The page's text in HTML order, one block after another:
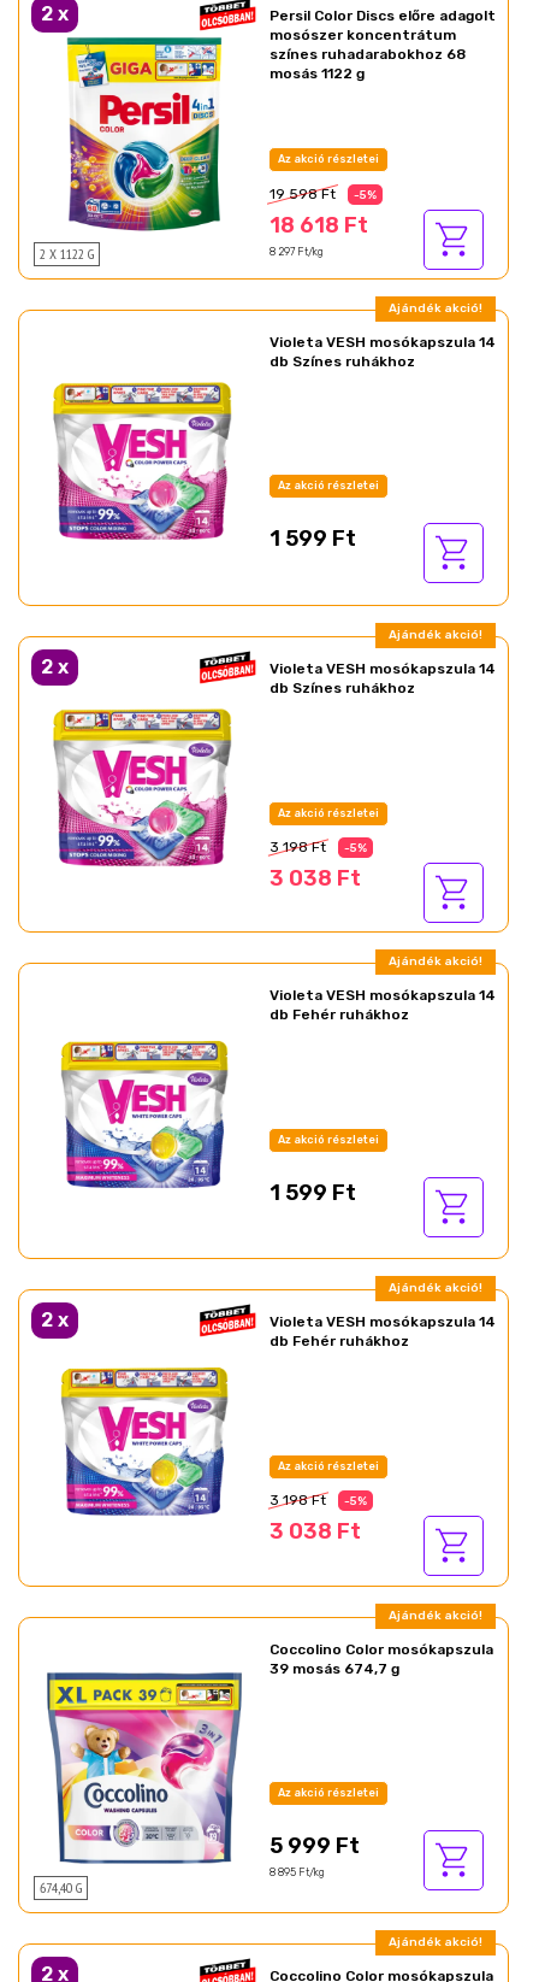
2 x
2 X 1122 G
Persil Color Discs előre adagolt
mosószer koncentrátum
színes ruhadarabokhoz 68
mosás 1122 g
Az akció részletei
19 598 Ft -5%
18 618 Ft
8 297 Ft/kg
Ajándék akció!
Violeta VESH mosókapszula 14
db Színes ruhákhoz
Az akció részletei
1 599 Ft
Ajándék akció!
2 x
Violeta VESH mosókapszula 14
db Színes ruhákhoz
Az akció részletei
3 198 Ft -5%
3 038 Ft
Ajándék akció!
Violeta VESH mosókapszula 14
db Fehér ruhákhoz
Az akció részletei
1 599 Ft
Ajándék akció!
2 x
Violeta VESH mosókapszula 14
db Fehér ruhákhoz
Az akció részletei
3 198 Ft -5%
3 038 Ft
Ajándék akció!
674,40 G
Coccolino Color mosókapszula
39 mosás 674,7 g
Az akció részletei
5 999 Ft
8 895 Ft/kg
Ajándék akció!
2 x Coccolino Color mosókapszula